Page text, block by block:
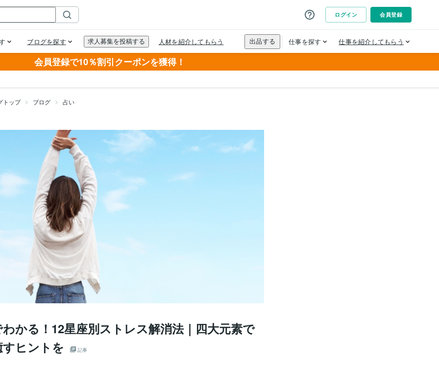
会員登録で10％割引クーポンを獲得！
トップ ブログ 占い
かる！12星座別ストレス解消法｜四大元素で
ヒントを
記事